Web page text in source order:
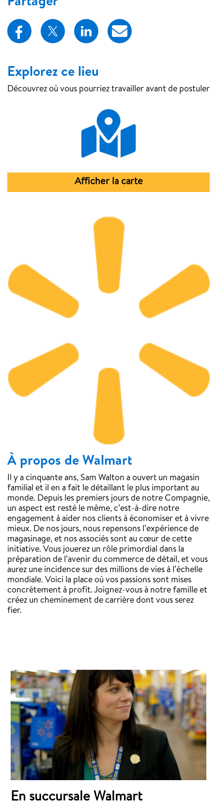
Explorez ce lieu
Découvrez où vous pourriez travailler avant de postuler
Afficher la carte
À propos de Walmart
Il y a cinquante ans, Sam Walton a ouvert un magasin
familial et il en a fait le détaillant le plus important au
monde. Depuis les premiers jours de notre Compagnie,
un aspect est resté le même, c’est-à-dire notre
engagement à aider nos clients à économiser et à vivre
mieux. De nos jours, nous repensons l’expérience de
magasinage, et nos associés sont au cœur de cette
initiative. Vous jouerez un rôle primordial dans la
préparation de l’avenir du commerce de détail, et vous
aurez une incidence sur des millions de vies à l’échelle
mondiale. Voici la place où vos passions sont mises
concrètement à profit. Joignez-vous à notre famille et
créez un cheminement de carrière dont vous serez
fier.
En succursale Walmart